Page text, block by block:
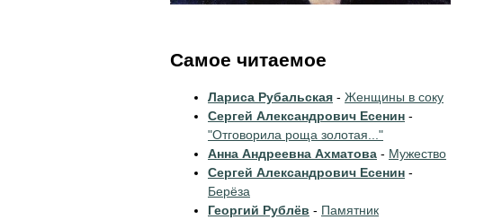
Самое читаемое
Лариса Рубальская - Женщины в соку
Сергей Александрович Есенин -
"Отговорила роща золотая..."
Анна Андреевна Ахматова - Мужество
Сергей Александрович Есенин -
Берёза
Георгий Рублёв - Памятник